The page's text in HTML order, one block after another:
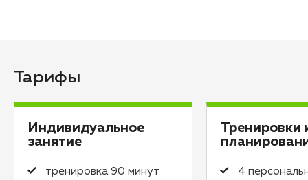
Тарифы
Индивидуальное
занятие
тренировка 90 минут
Тренировки
4